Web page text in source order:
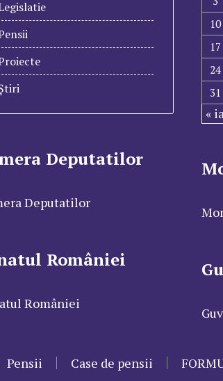
Deputatilor
Deputatilor
României
României
10
17
24
31
«
Pensii Case de pensii